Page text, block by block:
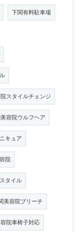
下関有料駐車場
スタイルチェンジ
容院ウルフヘア
キュア
院
タイル
美容院ブリーチ
院車椅子対応